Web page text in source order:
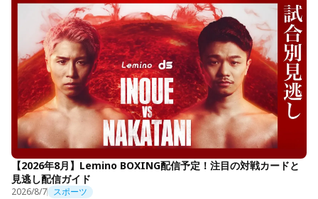
【2026年8月】Lemino BOXING配信予定！注目の対戦カードと
見逃し配信ガイド
2026/8/7 スポーツ